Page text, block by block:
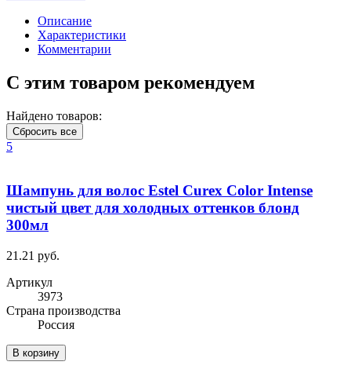
Описание
Характеристики
Комментарии
С этим товаром рекомендуем
Найдено товаров:
Сбросить все
5
Шампунь для волос Estel Curex Color Intense
чистый цвет для холодных оттенков блонд
300мл
21.21 руб.
Артикул
3973
Cтрана производства
Россия
В корзину